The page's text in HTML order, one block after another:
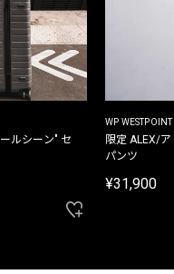
ルシーン" セ
WP WESTPOINT
限定 ALEX/
パンツ
¥31,900